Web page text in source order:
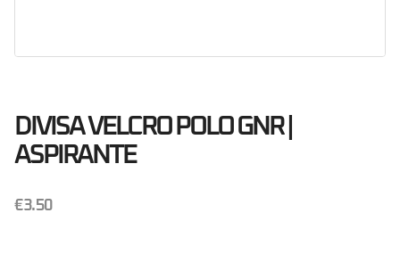
DIVISA VELCRO POLO GNR |
ASPIRANTE
€3.50